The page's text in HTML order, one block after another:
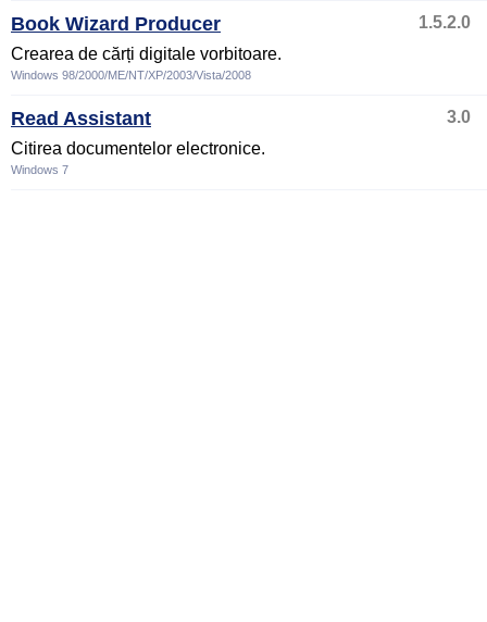
Book Wizard Producer
1.5.2.0
Crearea de cărți digitale vorbitoare.
Windows 98/2000/ME/NT/XP/2003/Vista/2008
Read Assistant
3.0
Citirea documentelor electronice.
Windows 7